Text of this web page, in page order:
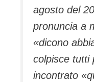
agosto del
pronuncia a
«dicono
colpisce tutti
incontrato